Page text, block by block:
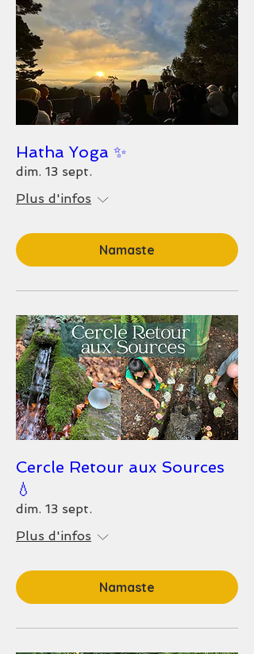
Hatha Yoga ✨
dim. 13 sept.
Plus d'infos
Namaste
Cercle Retour aux Sources
💧
dim. 13 sept.
Plus d'infos
Namaste